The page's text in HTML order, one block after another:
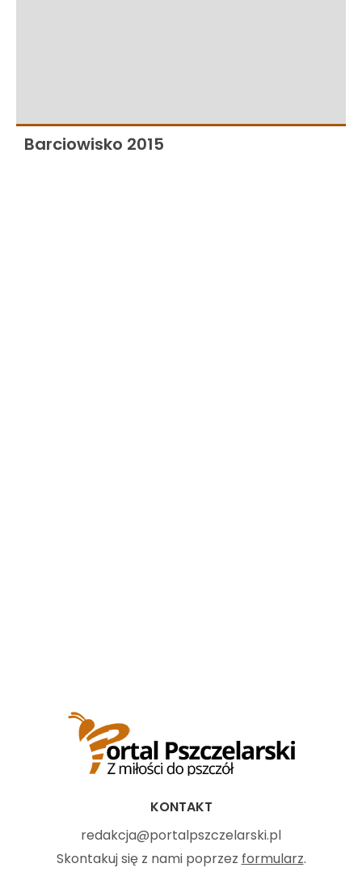
Barciowisko 2015
KONTAKT
redakcja@portalpszczelarski.pl
Skontakuj się z nami poprzez formularz.